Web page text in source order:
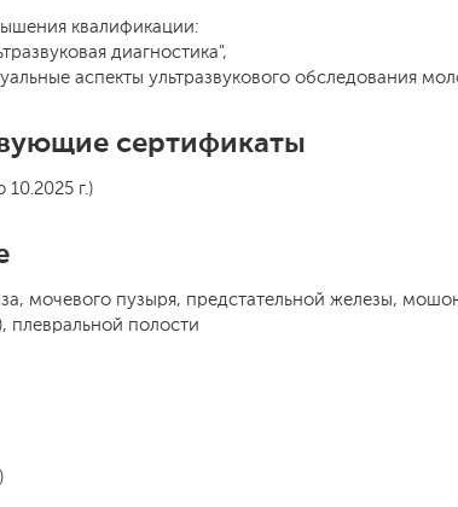
квалификации:
диагностика",
аспекты ультразвукового обследования
сертификаты
г.)
мочевого пузыря, предстательной железы,
плевральной полости